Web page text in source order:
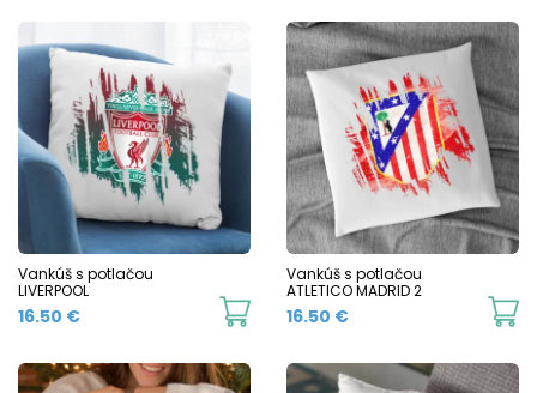
Vankúš s potlačou
LIVERPOOL
16.50 €
Vankúš s potlačou
ATLETICO MADRID 2
16.50 €